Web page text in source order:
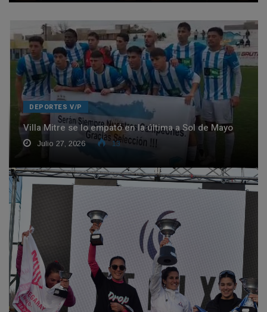
DEPORTES V/P
Villa Mitre se lo empató en la última a Sol de Mayo
Julio 27, 2026 13